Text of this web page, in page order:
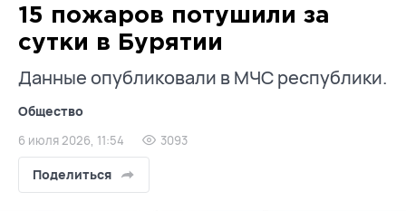
15 пожаров потушили за
сутки в Бурятии
Данные опубликовали в МЧС республики.
Общество
6 июля 2026, 11:54 3093
Поделиться